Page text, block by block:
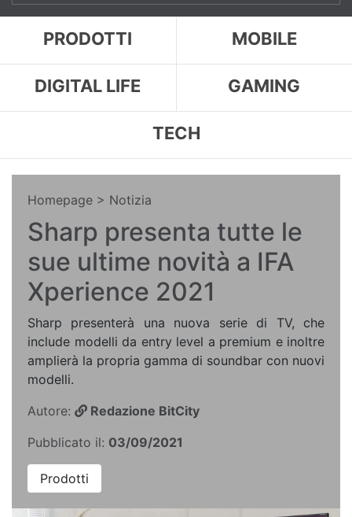
PRODOTTI MOBILE
DIGITAL LIFE GAMING
TECH
Homepage > Notizia
Sharp presenta tutte le
sue ultime novità a IFA
Xperience 2021
Sharp presenterà una nuova serie di TV, che
include modelli da entry level a premium e inoltre
amplierà la propria gamma di soundbar con nuovi
modelli.
Autore:
Redazione BitCity
Pubblicato il: 03/09/2021
Prodotti